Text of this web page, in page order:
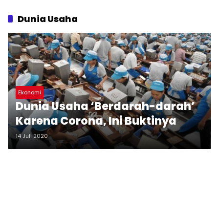
Dunia Usaha
Ekonomi
Dunia Usaha ‘Berdarah-darah’
Karena Corona, Ini Buktinya
14 Juli 2020